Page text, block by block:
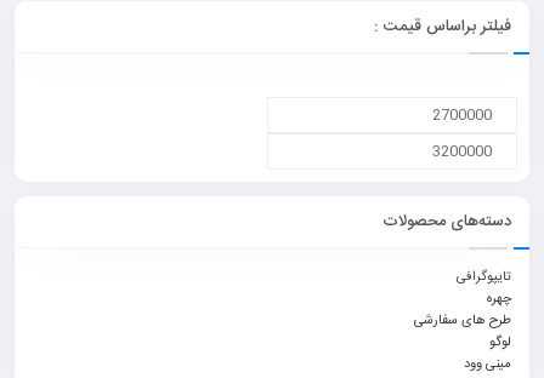
گزینه
فیلتر براساس قیمت :
دسته‌های محصولات
تایپوگرافی
چهره
طرح های سفارشی
لوگو
مینی وود